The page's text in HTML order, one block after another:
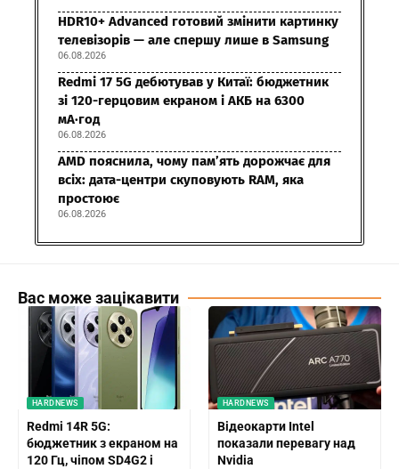
HDR10+ Advanced готовий змінити картинку
телевізорів — але спершу лише в Samsung
06.08.2026
Redmi 17 5G дебютував у Китаї: бюджетник
зі 120-герцовим екраном і АКБ на 6300
мА·год
06.08.2026
AMD пояснила, чому пам’ять дорожчає для
всіх: дата-центри скуповують RAM, яка
простоює
06.08.2026
Вас може зацікавити
HARDNEWS
Redmi 14R 5G:
бюджетник з екраном на
120 Гц, чіпом SD4G2 і
HARDNEWS
Відеокарти Intel
показали перевагу над
Nvidia